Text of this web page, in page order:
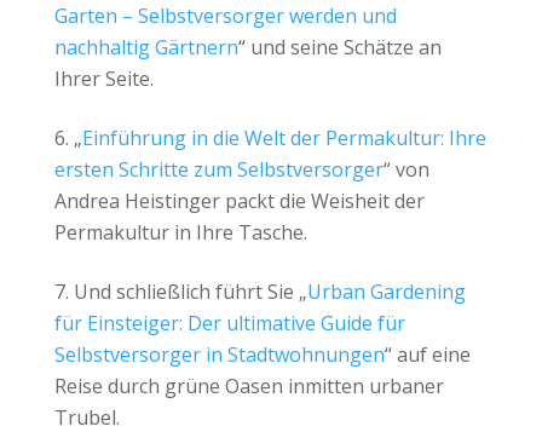
Garten – Selbstversorger werden und
nachhaltig Gärtnern“ und seine Schätze an
Ihrer Seite.
„Einführung in die Welt der Permakultur: Ihre
ersten Schritte zum Selbstversorger“ von
Andrea Heistinger packt die Weisheit der
Permakultur in Ihre Tasche.
Und schließlich führt Sie „Urban Gardening
für Einsteiger: Der ultimative Guide für
Selbstversorger in Stadtwohnungen“ auf eine
Reise durch grüne Oasen inmitten urbaner
Trubel.